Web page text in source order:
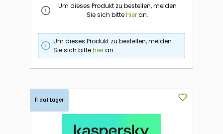
Um dieses Produkt zu bestellen, melden
Sie sich bittehieran.
Um dieses Produkt zu bestellen, melden
Sie sich bittehieran.
11 auf Lager